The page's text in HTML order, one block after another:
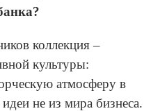
коллекция –
культуры:
атмосферу в
не из мира бизнеса.